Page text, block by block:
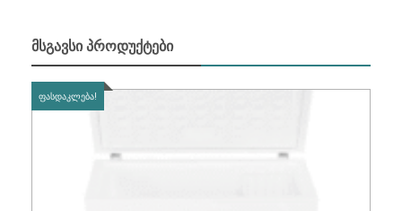
ᲛᲡᲒᲐᲕᲡᲘ ᲞᲠᲝᲓᲣᲥᲢᲔᲑᲘ
ᲤᲐᲡᲓᲐᲙᲚᲔᲑᲐ!